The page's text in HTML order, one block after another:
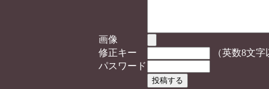
画像
修正キー
（英数8文字
パスワード